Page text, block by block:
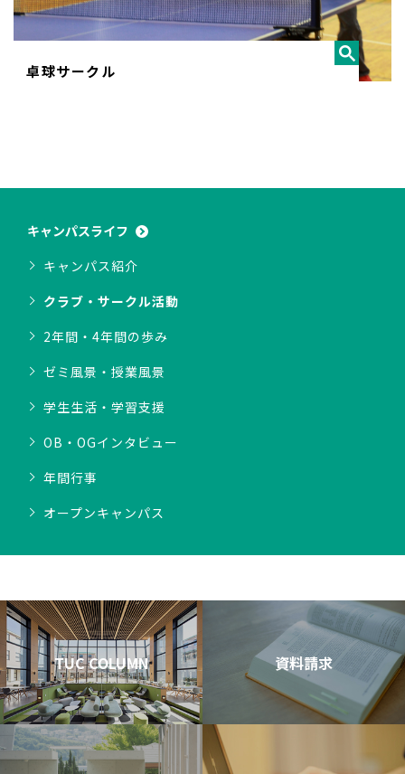
卓球サークル
キャンパスライフ
キャンパス紹介
クラブ・サークル活動
2年間・4年間の歩み
ゼミ風景・授業風景
学生生活・学習支援
OB・OGインタビュー
年間行事
オープンキャンパス
TUC COLUMN 資料請求